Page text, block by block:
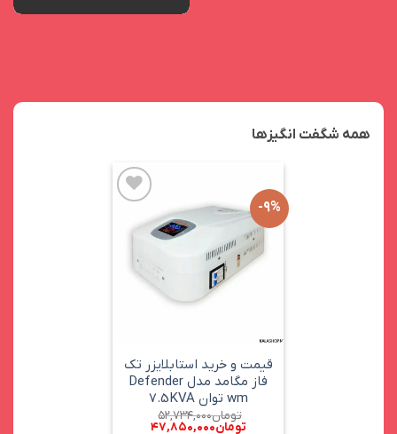
همه شگفت انگیزها
۹%-
افزودن
به
مندی
قیمت و خرید استابلایزر تک
فاز مگامد مدل Defender
wm توان 7.5KVA
تومان۵۲,۷۳۴,۰۰۰
تومان۴۷,۸۵۰,۰۰۰